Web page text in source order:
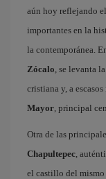
aún hoy reflejando
importantes en la
la contemporánea.
Zócalo, se levanta la
cristiana y, a
Mayor, principal
Otra de las
Chapultepec,
el castillo del mismo